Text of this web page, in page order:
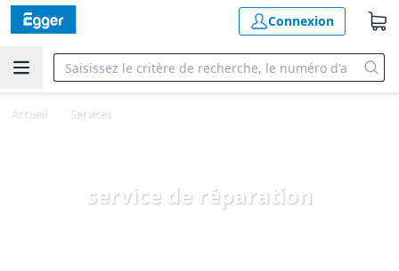
Connexion
Accueil Services
service de réparation